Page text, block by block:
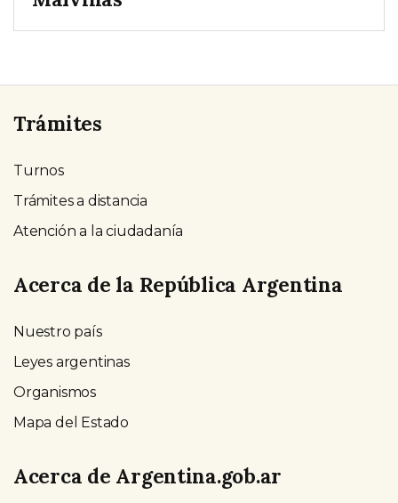
Trámites
Turnos
Trámites a distancia
Atención a la ciudadanía
Acerca de la República Argentina
Nuestro país
Leyes argentinas
Organismos
Mapa del Estado
Acerca de Argentina.gob.ar